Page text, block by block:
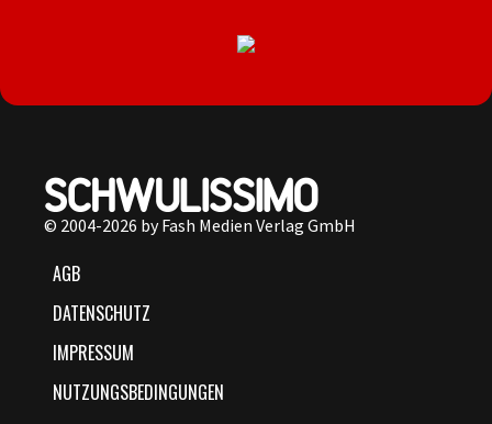
© 2004-2026 by Fash Medien Verlag GmbH
AGB
DATENSCHUTZ
IMPRESSUM
NUTZUNGSBEDINGUNGEN